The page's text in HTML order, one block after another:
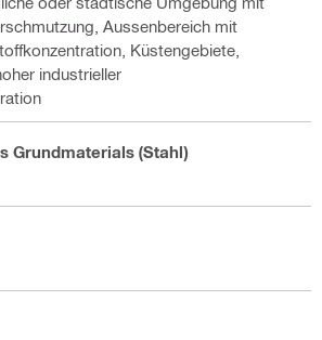
Aussenbereich mit
Küstengebiete,
industrieller
Grundmaterials (Stahl)